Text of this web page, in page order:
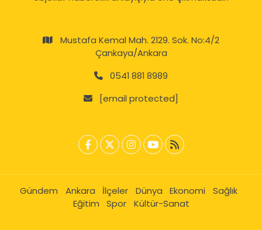
Mustafa Kemal Mah. 2129. Sok. No:4/2
Çankaya/Ankara
0541 881 8989
[email protected]
Gündem Ankara İlçeler Dünya Ekonomi
Sağlık
Eğitim
Spor Kültür-Sanat